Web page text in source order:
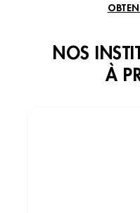
NOS
À